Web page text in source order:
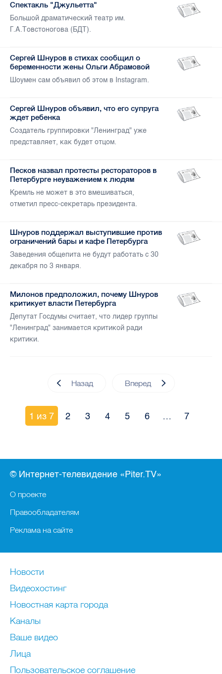
Спектакль "Джульетта"
Большой драматический театр им.
Г.А.Товстоногова (БДТ).
Сергей Шнуров в стихах сообщил о
беременности жены Ольги Абрамовой
Шоумен сам объявил об этом в Instagram.
Сергей Шнуров объявил, что его супруга
ждет ребенка
Создатель группировки "Ленинград" уже
представляет, как будет отцом.
Песков назвал протесты рестораторов в
Петербурге неуважением к людям
Кремль не может в это вмешиваться,
отметил пресс-секретарь президента.
Шнуров поддержал выступившие против
ограничений бары и кафе Петербурга
Заведения общепита не будут работать с 30
декабря по 3 января.
Милонов предположил, почему Шнуров
критикует власти Петербурга
Депутат Госдумы считает, что лидер группы
"Ленинград" занимается критикой ради
критики.
Назад Вперед
1 из 7 2 3 4 5 6 … 7
© Интернет-телевидение «Piter.TV»
О проекте
Правообладателям
Реклама на сайте
Новости
Видеохостинг
Новостная карта города
Каналы
Ваше видео
Лица
Пользовательское соглашение